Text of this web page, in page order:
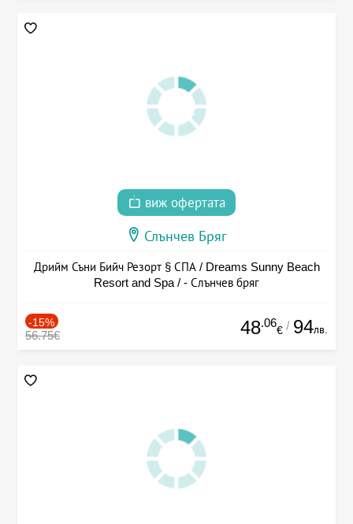
виж офертата
Слънчев Бряг
Дрийм Съни Бийч Резорт § СПА / Dreams Sunny Beach
Resort and Spa / - Слънчев бряг
-15%
56.75€ 48.06
€ / 94лв.